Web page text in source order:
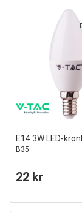
E14 3W LED-
B35
22 kr